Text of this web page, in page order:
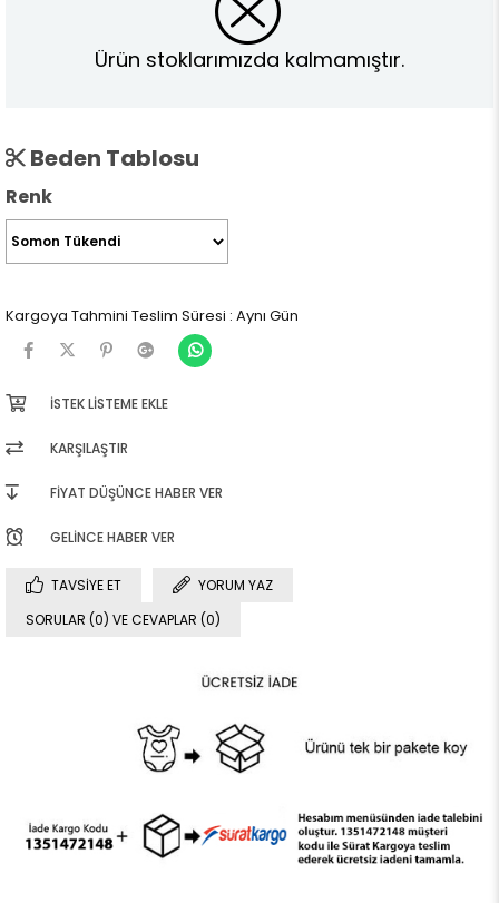
Ürün stoklarımızda kalmamıştır.
Beden Tablosu
Renk
Kargoya Tahmini Teslim Süresi : Aynı Gün
İSTEK LISTEME EKLE
KARŞILAŞTIR
FIYAT DÜŞÜNCE HABER VER
GELINCE HABER VER
TAVSIYE ET
YORUM YAZ
SORULAR (0) VE CEVAPLAR (0)